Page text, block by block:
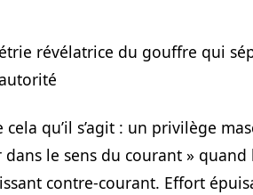
révélatrice du gouffre qui
cela qu’il s’agit : un privilège
le sens du courant » quand
contre-courant. Effort